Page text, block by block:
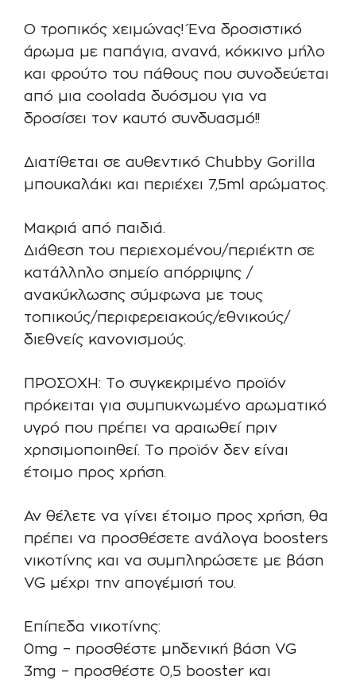
Ο τροπικός χειμώνας! Ένα δροσιστικό
άρωμα με παπάγια, ανανά, κόκκινο μήλο
και φρούτο του πάθους που συνοδεύεται
από μια coolada δυόσμου για να
δροσίσει τον καυτό συνδυασμό!!
Διατίθεται σε αυθεντικό Chubby Gorilla
μπουκαλάκι και περιέχει 7,5ml αρώματος.
Μακριά από παιδιά.
Διάθεση του περιεχομένου/περιέκτη σε
κατάλληλο σημείο απόρριψης /
ανακύκλωσης σύμφωνα με τους
τοπικούς/περιφερειακούς/εθνικούς/
διεθνείς κανονισμούς.
ΠΡΟΣΟΧΗ: Το συγκεκριμένο προϊόν
πρόκειται για συμπυκνωμένο αρωματικό
υγρό που πρέπει να αραιωθεί πριν
χρησιμοποιηθεί. Το προϊόν δεν είναι
έτοιμο προς χρήση.
Αν θέλετε να γίνει έτοιμο προς χρήση, θα
πρέπει να προσθέσετε ανάλογα boosters
νικοτίνης και να συμπληρώσετε με βάση
VG μέχρι την απογέμισή του.
Επίπεδα νικοτίνης:
0mg – προσθέστε μηδενική βάση VG
3mg – προσθέστε 0,5 booster και